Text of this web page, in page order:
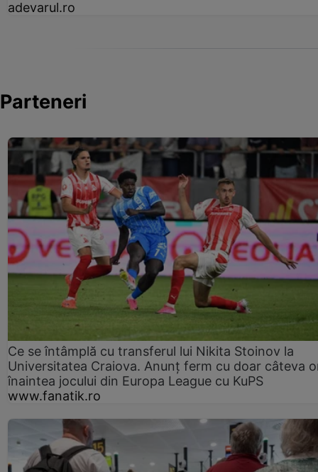
adevarul.ro
Parteneri
Ce se întâmplă cu transferul lui Nikita Stoinov la
Universitatea Craiova. Anunț ferm cu doar câteva
înaintea jocului din Europa League cu KuPS
www.fanatik.ro